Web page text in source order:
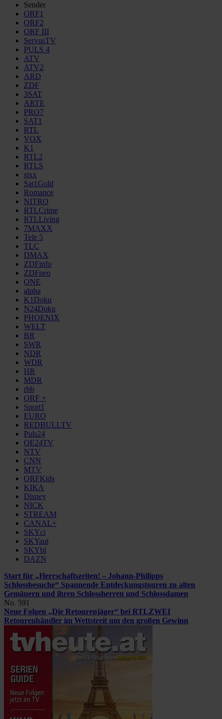
Sender
ORF1
ORF2
ORF III
ServusTV
PULS 4
ATV
ATV2
ARD
ZDF
3SAT
ARTE
PRO7
SAT1
RTL
VOX
K1
RTL2
RTLS
sixx
Sat1Gold
Romance
NITRO
RTLCrime
RTLLiving
7MAXX
Tele 5
TLC
DMAX
ZDFinfo
ZDFneo
ONE
alpha
K1Doku
N24Doku
PHOENIX
WELT
BR
SWR
NDR
WDR
HR
MDR
rbb
ORF +
Sport1
EURO
REDBULLTV
Puls24
OE24TV
NTV
CNN
MTV
ORFKids
KIKA
Disney
NICK
STREAM
CANAL+
SKYci
SKYaut
SKYbl
DAZN
Start für „Herrschaftszeiten! – Johann-Philipps
Schlossbesuche“ Spannende Entdeckungstouren zu alten
Gemäuern und ihren Schlossherren und Schlossdamen
No. 591
Neue Folgen „Die Retourenjäger“ bei RTLZWEI
Retourenhändler im Wettstreit um den großen Gewinn